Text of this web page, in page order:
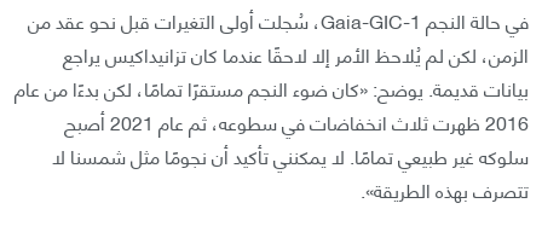
في حالة النجم Gaia-GIC-1، سُجلت أولى التغيرات قبل نحو عقد من
الزمن، لكن لم يُلاحظ الأمر إلا لاحقًا عندما كان تزانيداكيس يراجع
بيانات قديمة. يوضح: «كان ضوء النجم مستقرًا تمامًا، لكن بدءًا من عام
2016 ظهرت ثلاث انخفاضات في سطوعه، ثم عام 2021 أصبح
سلوكه غير طبيعي تمامًا. لا يمكنني تأكيد أن نجومًا مثل شمسنا لا
تتصرف بهذه الطريقة».